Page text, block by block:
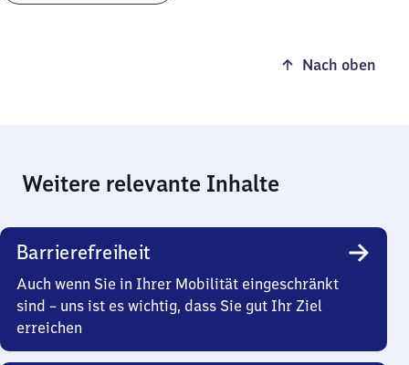
Nach oben
Weitere relevante Inhalte
Barrierefreiheit
Auch wenn Sie in Ihrer Mobilität eingeschränkt
sind – uns ist es wichtig, dass Sie gut Ihr Ziel
erreichen